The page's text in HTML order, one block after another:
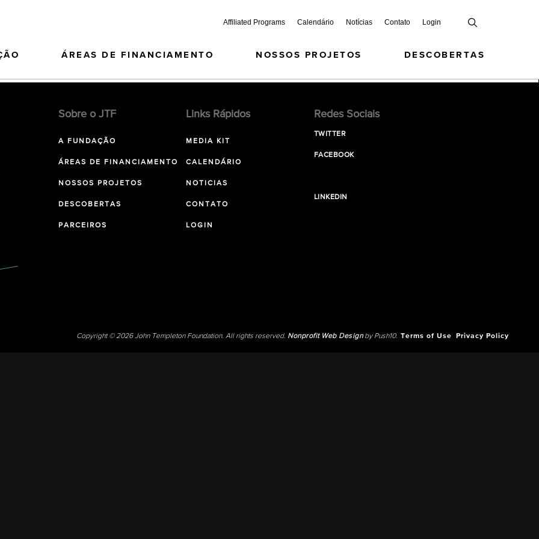
Affiliated Programs Calendário Notícias Contato Login
ÁREAS DE FINANCIAMENTO NOSSOS PROJETOS DESCOBERTAS
Sobre o JTF
A FUNDAÇÃO
ÁREAS DE FINANCIAMENTO
NOSSOS PROJETOS
DESCOBERTAS
PARCEIROS
Links Rápidos
MEDIA KIT
CALENDÁRIO
NOTICIAS
CONTATO
LOGIN
Redes Sociais
TWITTER
FACEBOOK
LINKEDIN
Copyright © 2026 John Templeton Foundation. All rights reserved. Nonprofit Web Designby Push10. Terms of Use Privacy Policy